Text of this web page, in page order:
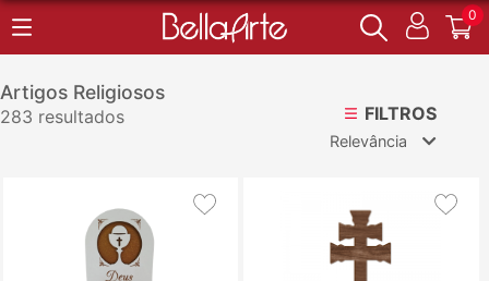
0
Artigos Religiosos
283 resultados
Relevância
Mais Vendidos
Menor Preço
Maior Preço
FILTROS